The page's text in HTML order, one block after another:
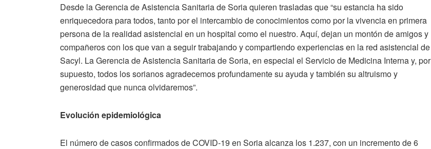
Desde la Gerencia de Asistencia Sanitaria de Soria quieren trasladas que “su estancia ha sido
enriquecedora para todos, tanto por el intercambio de conocimientos como por la vivencia en primera
persona de la realidad asistencial en un hospital como el nuestro. Aquí, dejan un montón de amigos y
compañeros con los que van a seguir trabajando y compartiendo experiencias en la red asistencial de
Sacyl. La Gerencia de Asistencia Sanitaria de Soria, en especial el Servicio de Medicina Interna y, por
supuesto, todos los sorianos agradecemos profundamente su ayuda y también su altruismo y
generosidad que nunca olvidaremos”.
Evolución epidemiológica
El número de casos confirmados de COVID-19 en Soria alcanza los 1.237, con un incremento de 6